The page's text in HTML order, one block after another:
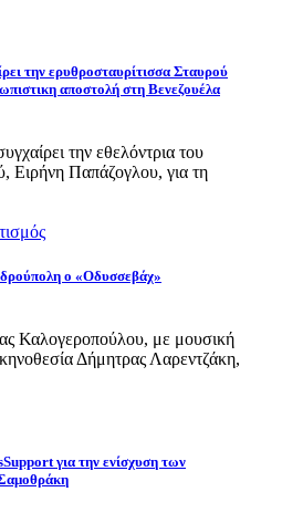
την ερυθροσταυρίτισσα Σταυρού
αποστολή στη Βενεζουέλα
την εθελόντρια του
Ειρήνη Παπάζογλου, για τη
ο «Οδυσσεβάχ»
Καλογεροπούλου, με μουσική
Δήμητρας Λαρεντζάκη,
για την ενίσχυση των